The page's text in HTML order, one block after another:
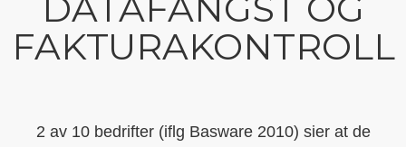
DATAFANGST OG
FAKTURAKONTROLL
2 av 10 bedrifter (iflg Basware 2010) sier at de